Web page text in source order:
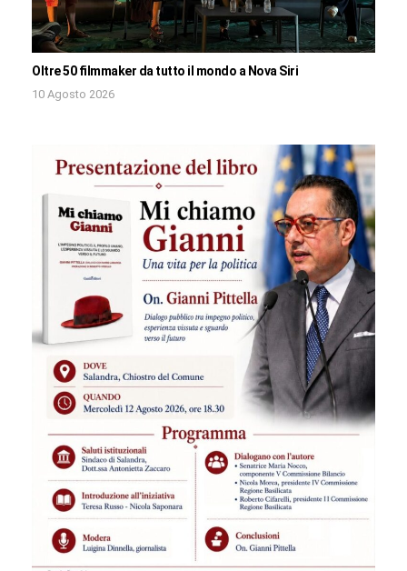
Oltre 50 filmmaker da tutto il mondo a Nova Siri
10 Agosto 2026